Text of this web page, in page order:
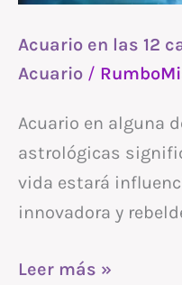
Acuario en las 12
Acuario /
Acuario en alguna
astrológicas
vida estará
innovadora y
Leer más »